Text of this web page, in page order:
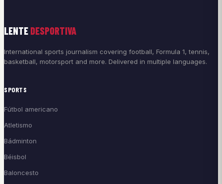
LENTE DESPORTIVA
International sports journalism covering football, Formula 1, tennis,
basketball, motorsport and more. Delivered in multiple languages.
SPORTS
Fútbol americano
Atletismo
Bádminton
Béisbol
Baloncesto